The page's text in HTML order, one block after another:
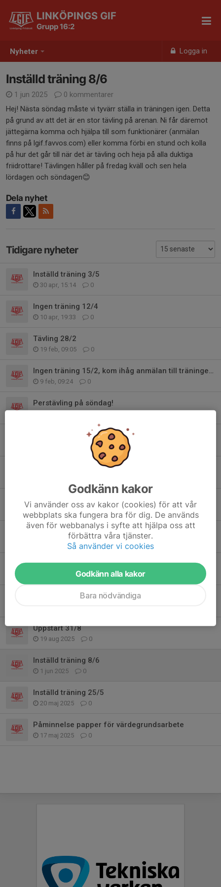
Nyheter Logga in
LINKÖPINGS GIF
Grupp 16:2
Inställd träning 8/6
1 jun 2025
0 kommentarer
Hej! Nästa söndag måste vi tyvärr ställa in träningen igen. Detta
på grund av att det är en stor tävling på arenan. Ni får däremot
jättegärna komma och hjälpa till som funktionärer (anmälan
finns på lgif.favvos.com) eller komma förbi en stund och kolla
på hur det går till när det är tävling och heja på alla duktiga
friidrottare! Tävlingen håller på fredag kväll och sen hela
lördagen och söndagen😊
Dela nyhet
Tidigare nyheter
Inställd träning 3/5
30 apr, 15:14 0
Ingen träning 12/4
10 apr, 19:33 0
Tävling 28/2
19 feb, 09:05 0
Ingen träning 15/2, kom ihåg anmälan till träningen 22/2
9 feb, 09:24 0
Perstävling på söndag!
Terminsstart 11/1
0
Inställd träning 7/12
11 nov 2025 0
Inställd träning 2/11
31 okt 2025
Inställd träning 26/10
0
COOP Linköping Runt 21/9
Uppstart 31/8
19 aug 2025 0
Inställd träning 8/6
1 jun 2025 0
Inställd träning 25/5
20 maj 2025 0
Påminnelse papper för värdegrundsarbete
17 maj 2025 0
Godkänn kakor
Vi använder oss av kakor (cookies) för att vår
webbplats ska fungera bra för dig. De används
även för webbanalys i syfte att hjälpa oss att
förbättra våra tjänster.
Så använder vi cookies
Godkänn alla kakor
Bara nödvändiga